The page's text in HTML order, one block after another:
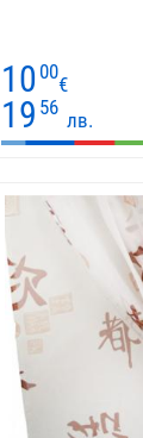
10 00
€
19 56
лв.